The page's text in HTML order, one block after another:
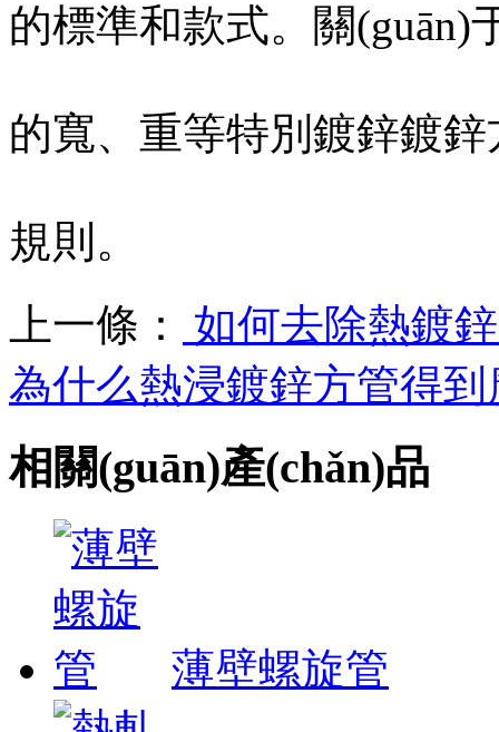
的標準和款式。關
的寬、重等特別鍍鋅
規則。
上一條：
如何去除熱鍍鋅
為什么熱浸鍍鋅方管得
相關(guān)產(chǎn)品
薄壁螺旋管